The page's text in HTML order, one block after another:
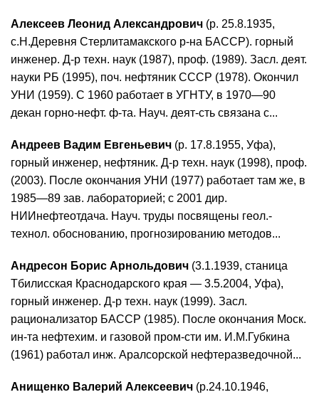
Алексеев Леонид Александрович (р. 25.8.1935,
с.Н.Деревня Стерлитамакского р-на БАССР). горный
инженер. Д-р техн. наук (1987), проф. (1989). Засл. деят.
науки РБ (1995), поч. нефтяник СССР (1978). Окончил
УНИ (1959). С 1960 работает в УГНТУ, в 1970—90
декан горно-нефт. ф-та. Науч. деят-сть связана с...
Андреев Вадим Евгеньевич (р. 17.8.1955, Уфа),
горный инженер, нефтяник. Д-р техн. наук (1998), проф.
(2003). После окончания УНИ (1977) работает там же, в
1985—89 зав. лабораторией; с 2001 дир.
НИИнефтеотдача. Науч. труды посвящены геол.-
технол. обоснованию, прогнозированию методов...
Андресон Борис Арнольдович (3.1.1939, станица
Тбилисская Краснодарского края — 3.5.2004, Уфа),
горный инженер. Д-р техн. наук (1999). Засл.
рационализатор БАССР (1985). После окончания Моск.
ин-та нефтехим. и газовой пром-сти им. И.М.Губкина
(1961) работал инж. Аралсорской нефтеразведочной...
Анищенко Валерий Алексеевич (р.24.10.1946,